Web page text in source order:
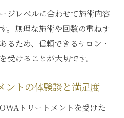
ジレベルに合わせて施術内容
。無理な施術や回数の重ねす
るため、信頼できるサロン・
受けることが大切です。
トの体験談と満足度
トリートメントを受けた